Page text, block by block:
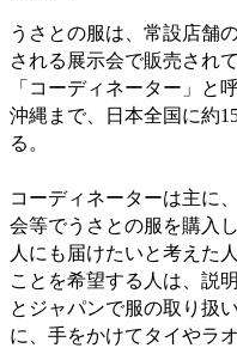
うさとの服は、常設店舗
される展示会で販売され
「コーディネーター」と
沖縄まで、日本全国に約
る。
コーディネーターは主に
会等でうさとの服を購入
人にも届けたいと考えた
ことを希望する人は、説
とジャパンで服の取り扱
に、手をかけてタイやラ